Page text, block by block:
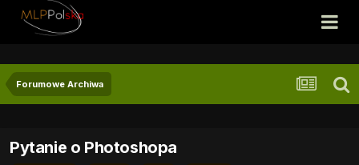
Forumowe Archiwa
Pytanie o Photoshopa